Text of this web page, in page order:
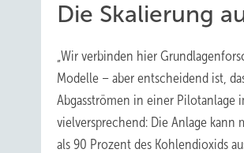
Die Skalierung
„Wir verbinden hier
Modelle – aber entscheidend ist,
Abgasströmen in einer Pilotanlage
vielversprechend: Die Anlage kann
als 90 Prozent des Kohlendioxids